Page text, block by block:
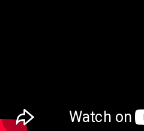
8 octobre 2016,